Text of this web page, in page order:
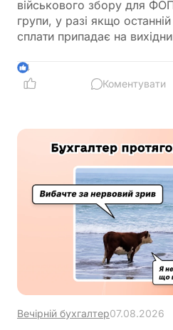
військового збору для
групи, у разі якщо
сплати припадає на
за вихідним або святковим
4
Коментувати
Вечірній бухгалтер07.08.2026